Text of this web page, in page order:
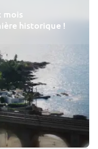
mois
historique !